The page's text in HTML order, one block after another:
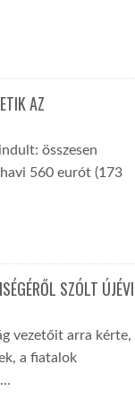
AZ
összesen
560 eurót (173
SZÓLT ÚJÉVI
vezetőit arra kérte,
a fiatalok